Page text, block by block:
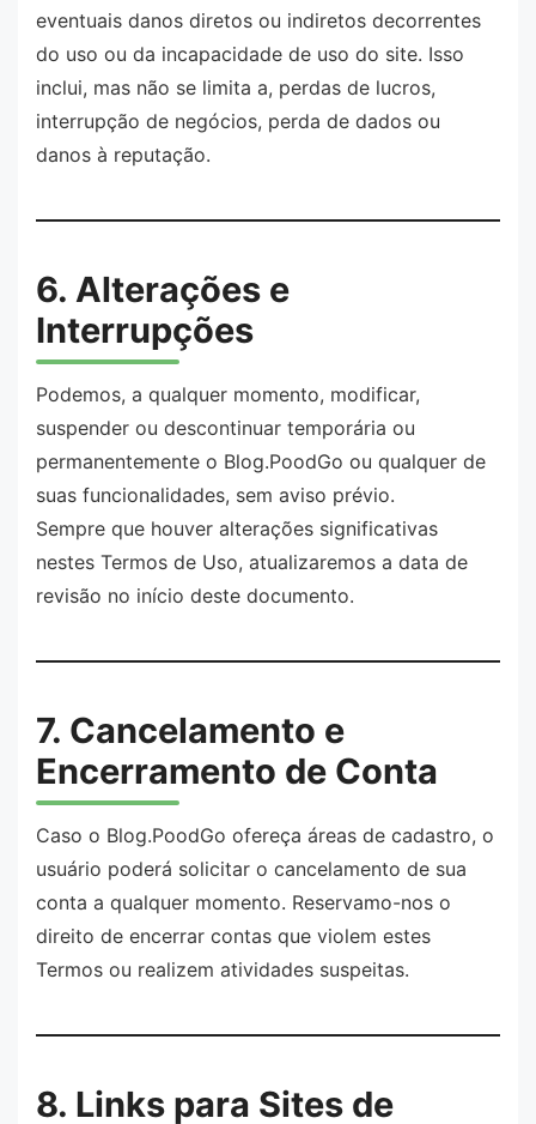
eventuais danos diretos ou indiretos decorrentes
do uso ou da incapacidade de uso do site. Isso
inclui, mas não se limita a, perdas de lucros,
interrupção de negócios, perda de dados ou
danos à reputação.
6. Alterações e
Interrupções
Podemos, a qualquer momento, modificar,
suspender ou descontinuar temporária ou
permanentemente o Blog.PoodGo ou qualquer de
suas funcionalidades, sem aviso prévio.
Sempre que houver alterações significativas
nestes Termos de Uso, atualizaremos a data de
revisão no início deste documento.
7. Cancelamento e
Encerramento de Conta
Caso o Blog.PoodGo ofereça áreas de cadastro, o
usuário poderá solicitar o cancelamento de sua
conta a qualquer momento. Reservamo-nos o
direito de encerrar contas que violem estes
Termos ou realizem atividades suspeitas.
8. Links para Sites de